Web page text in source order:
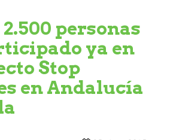
personas
ya en
Stop
en Andalucía